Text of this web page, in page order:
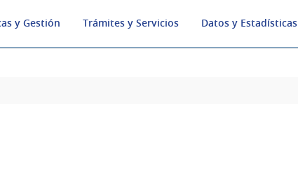
y Gestión Trámites y Servicios Datos y Estadísticas